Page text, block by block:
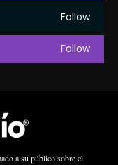
Follow
Follow
a su público sobre el